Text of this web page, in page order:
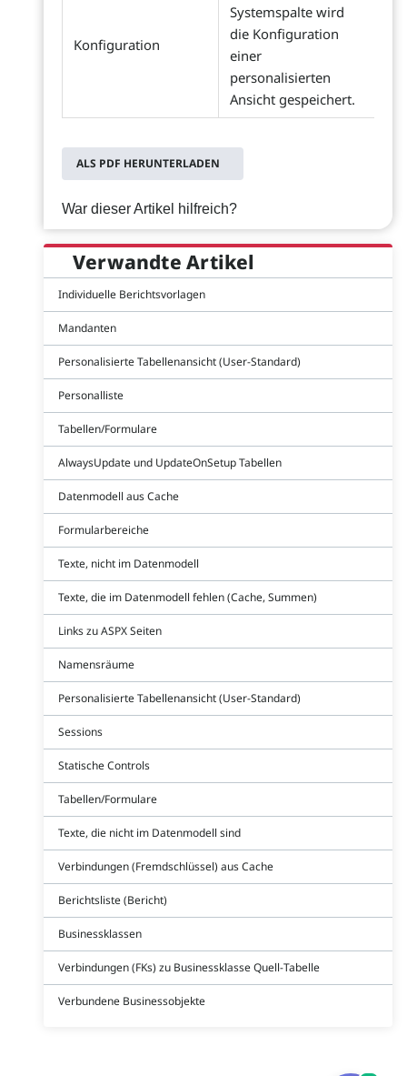
Konfiguration
Systemspalte wird
die Konfiguration
einer
personalisierten
Ansicht gespeichert.
ALS PDF HERUNTERLADEN
War dieser Artikel hilfreich?
Verwandte Artikel
Individuelle Berichtsvorlagen
Mandanten
Personalisierte Tabellenansicht (User-Standard)
Personalliste
Tabellen/Formulare
AlwaysUpdate und UpdateOnSetup Tabellen
Datenmodell aus Cache
Formularbereiche
Texte, nicht im Datenmodell
Texte, die im Datenmodell fehlen (Cache, Summen)
Links zu ASPX Seiten
Namensräume
Personalisierte Tabellenansicht (User-Standard)
Sessions
Statische Controls
Tabellen/Formulare
Texte, die nicht im Datenmodell sind
Verbindungen (Fremdschlüssel) aus Cache
Berichtsliste (Bericht)
Businessklassen
Verbindungen (FKs) zu Businessklasse Quell-Tabelle
Verbundene Businessobjekte